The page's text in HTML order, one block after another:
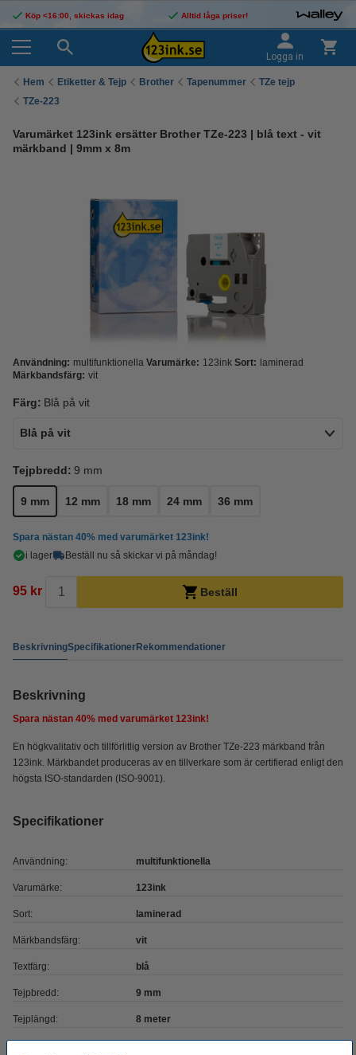
Köp <16:00, skickas idag Alltid låga priser!
Logga in
Hem Etiketter & Tejp Brother Tapenummer
TZe tejp
TZe-223
Varumärket 123ink ersätter Brother TZe-223 | blå text - vit
märkband | 9mm x 8m
Användning: multifunktionella Varumärke: 123ink Sort: laminerad
Märkbandsfärg: vit
Färg: Blå på vit
Blå på vit
Tejpbredd: 9 mm
9 mm 12 mm 18 mm 24 mm 36 mm
Spara nästan 40% med varumärket 123ink!
i lager
Beställ nu så skickar vi på måndag!
95 kr Beställ
BeskrivningSpecifikationerRekommendationer
Beskrivning
Spara nästan 40% med varumärket 123ink!
En högkvalitativ och tillförlitlig version av Brother TZe-223 märkband från
123ink. Märkbandet produceras av en tillverkare som är certifierad enligt den
högsta ISO-standarden (ISO-9001).
Specifikationer
Användning: multifunktionella
Varumärke: 123ink
Sort: laminerad
Märkbandsfärg: vit
Textfärg: blå
Tejpbredd: 9 mm
Tejplängd: 8 meter